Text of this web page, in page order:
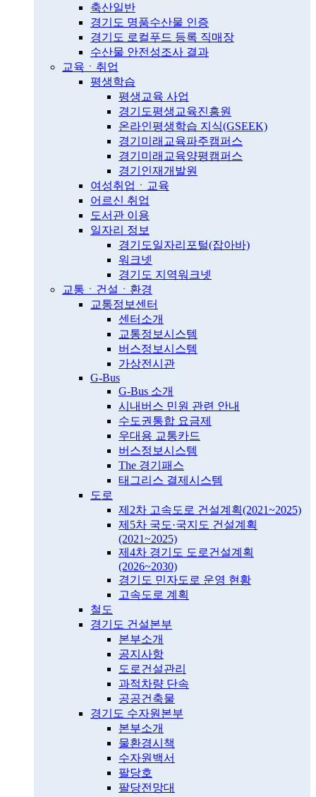
축산일반
경기도 명품수산물 인증
경기도 로컬푸드 등록 직매장
수산물 안전성조사 결과
교육ㆍ취업
평생학습
평생교육 사업
경기도평생교육진흥원
온라인평생학습 지식(GSEEK)
경기미래교육파주캠퍼스
경기미래교육양평캠퍼스
경기인재개발원
여성취업ㆍ교육
어르신 취업
도서관 이용
일자리 정보
경기도일자리포털(잡아바)
워크넷
경기도 지역워크넷
교통ㆍ건설ㆍ환경
교통정보센터
센터소개
교통정보시스템
버스정보시스템
가상전시관
G-Bus
G-Bus 소개
시내버스 민원 관련 안내
수도권통합 요금제
우대용 교통카드
버스정보시스템
The 경기패스
태그리스 결제시스템
도로
제2차 고속도로 건설계획(2021~2025)
제5차 국도·국지도 건설계획
(2021~2025)
제4차 경기도 도로건설계획
(2026~2030)
경기도 민자도로 운영 현황
고속도로 계획
철도
경기도 건설본부
본부소개
공지사항
도로건설관리
과적차량 단속
공공건축물
경기도 수자원본부
본부소개
물환경시책
수자원백서
팔당호
팔당전망대